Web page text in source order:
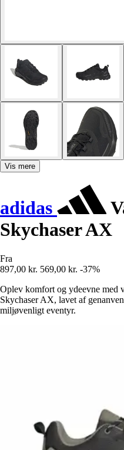
Vis mere
adidas
Skychaser AX
Fra
897,00 kr. 569,00 kr. -37%
Oplev komfort og ydeevne med
Skychaser AX, lavet af
miljøvenligt eventyr.